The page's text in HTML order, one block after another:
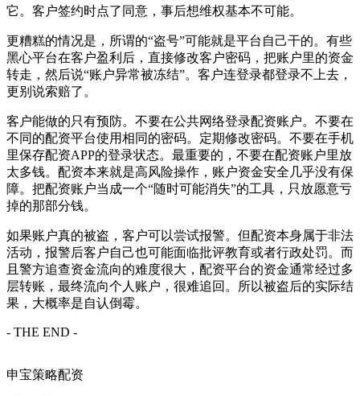
它。客户签约时点了同意，事后想维权基本不可能。
更糟糕的情况是，所谓的“盗号”可能就是平台自己干的。有些
黑心平台在客户盈利后，直接修改客户密码，把账户里的资金
转走，然后说“账户异常被冻结”。客户连登录都登录不上去，
更别说索赔了。
客户能做的只有预防。不要在公共网络登录配资账户。不要在
不同的配资平台使用相同的密码。定期修改密码。不要在手机
里保存配资APP的登录状态。最重要的，不要在配资账户里放
太多钱。配资本来就是高风险操作，账户资金安全几乎没有保
障。把配资账户当成一个“随时可能消失”的工具，只放愿意亏
掉的那部分钱。
如果账户真的被盗，客户可以尝试报警。但配资本身属于非法
活动，报警后客户自己也可能面临批评教育或者行政处罚。而
且警方追查资金流向的难度很大，配资平台的资金通常经过多
层转账，最终流向个人账户，很难追回。所以被盗后的实际结
果，大概率是自认倒霉。
- THE END -
申宝策略配资